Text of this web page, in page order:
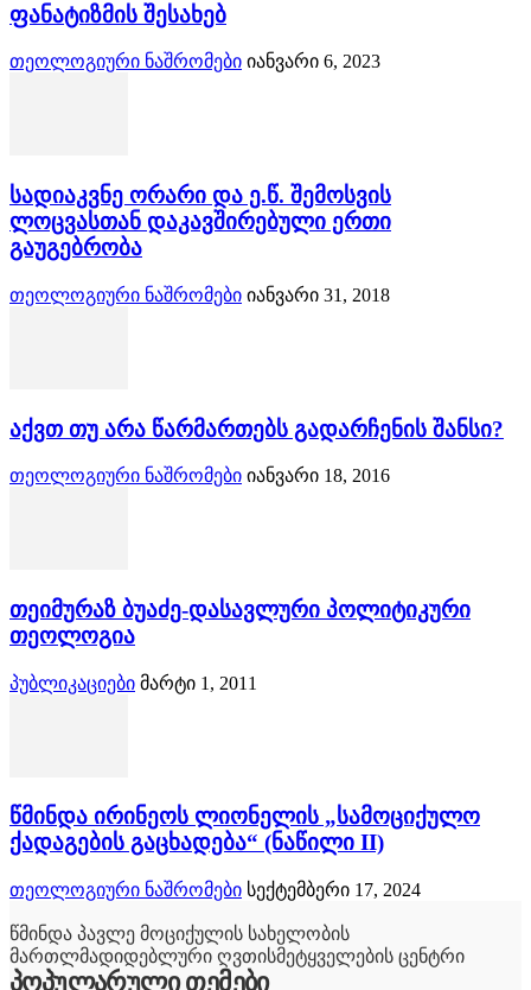
ფანატიზმის შესახებ
თეოლოგიური ნაშრომები იანვარი 6, 2023
სადიაკვნე ორარი და ე.წ. შემოსვის
ლოცვასთან დაკავშირებული ერთი
გაუგებრობა
თეოლოგიური ნაშრომები იანვარი 31, 2018
აქვთ თუ არა წარმართებს გადარჩენის შანსი?
თეოლოგიური ნაშრომები იანვარი 18, 2016
თეიმურაზ ბუაძე-დასავლური პოლიტიკური
თეოლოგია
პუბლიკაციები მარტი 1, 2011
წმინდა ირინეოს ლიონელის „სამოციქულო
ქადაგების გაცხადება“ (ნაწილი II)
თეოლოგიური ნაშრომები სექტემბერი 17, 2024
წმინდა პავლე მოციქულის სახელობის
მართლმადიდებლური ღვთისმეტყველების ცენტრი
პოპულარული თემები